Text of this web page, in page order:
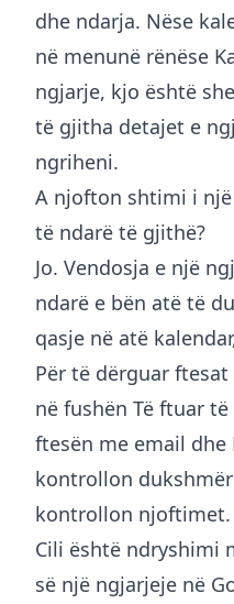
dhe ndarja. Nëse
në menunë rënëse
ngjarje, kjo është
të gjitha detajet e
ngriheni.
A njofton shtimi i
të ndarë të gjithë?
Jo. Vendosja e një
ndarë e bën atë të
qasje në atë
Për të dërguar
në fushën Të ftuar
ftesën me email dhe
kontrollon
kontrollon njoftimet.
Cili është ndryshimi
së një ngjarjeje në